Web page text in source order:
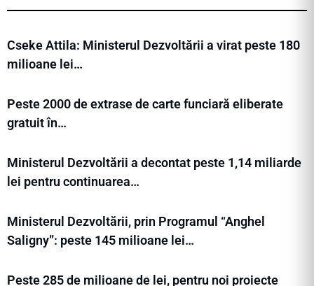
Cseke Attila: Ministerul Dezvoltării a virat peste 180
milioane lei…
Peste 2000 de extrase de carte funciară eliberate
gratuit în…
Ministerul Dezvoltării a decontat peste 1,14 miliarde
lei pentru continuarea…
Ministerul Dezvoltării, prin Programul “Anghel
Saligny”: peste 145 milioane lei…
Peste 285 de milioane de lei, pentru noi proiecte